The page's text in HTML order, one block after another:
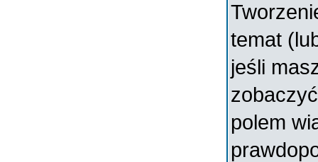
temat
jeśli
polem